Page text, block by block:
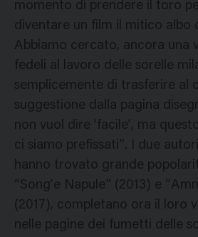
momento di prendere il toro
diventare un film il mitico albo
Abbiamo cercato, ancora una
fedeli al lavoro delle sorelle
semplicemente di trasferire al
suggestione dalla pagina
non vuol dire ‘facile’, ma
ci siamo prefissati”. I due
hanno trovato grande
“Song’e Napule” (2013) e
(2017), completano ora il loro
nelle pagine dei fumetti delle